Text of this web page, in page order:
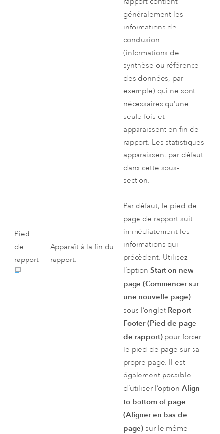
Pied
de
rapport
Apparaît à la fin du
rapport.
généralement les
informations de
conclusion
(informations de
synthèse ou référence
des données, par
exemple) qui ne sont
nécessaires qu’une
seule fois et
apparaissent en fin de
rapport. Les statistiques
apparaissent par défaut
dans cette sous-
section.
Par défaut, le pied de
page de rapport suit
immédiatement les
informations qui
précèdent. Utilisez
l’optionStart on new
page (Commencer sur
une nouvelle page)
sous l’onglet Report
Footer (Pied de page
de rapport) pour forcer
le pied de page sur sa
propre page. Il est
également possible
d’utiliser l’optionAlign
to bottom of page
(Aligner en bas de
page) sur le même